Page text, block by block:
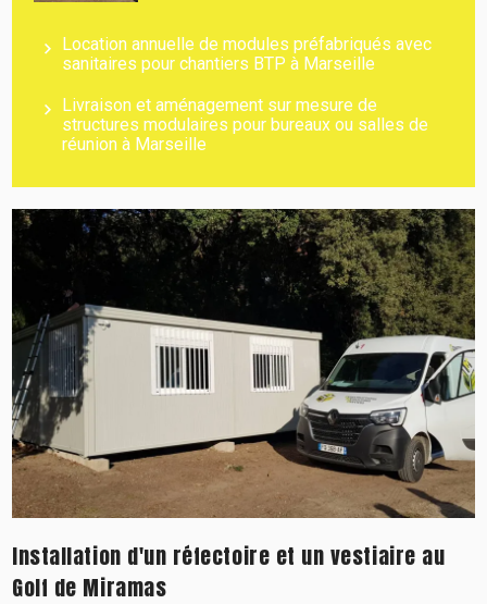
Location annuelle de modules préfabriqués avec
sanitaires pour chantiers BTP à Marseille
Livraison et aménagement sur mesure de
structures modulaires pour bureaux ou salles de
réunion à Marseille
Installation d'un réfectoire et un vestiaire au
Golf de Miramas